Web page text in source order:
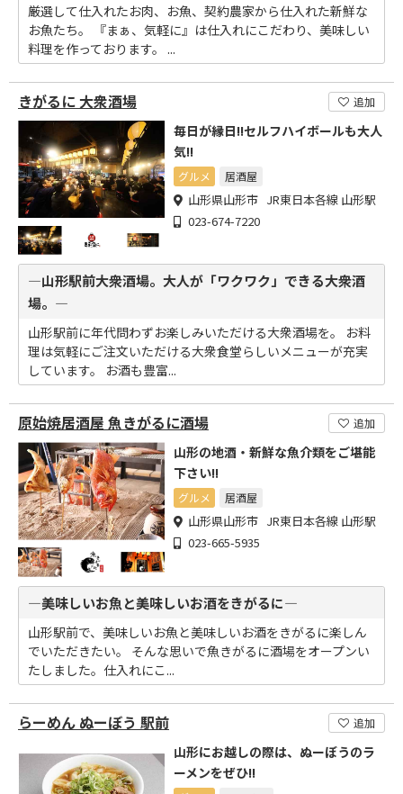
厳選して仕入れたお肉、お魚、契約農家から仕入れた新鮮な
お魚たち。 『まぁ、気軽に』は仕入れにこだわり、美味しい
料理を作っております。 ...
きがるに 大衆酒場 追加
毎日が縁日!!セルフハイボールも大人
気!!
グルメ 居酒屋
山形県山形市 JR東日本各線 山形駅
023-674-7220
―山形駅前大衆酒場。大人が「ワクワク」できる大衆酒
場。―
山形駅前に年代問わずお楽しみいただける大衆酒場を。 お料
理は気軽にご注文いただける大衆食堂らしいメニューが充実
しています。 お酒も豊富...
原始焼居酒屋 魚きがるに酒場 追加
山形の地酒・新鮮な魚介類をご堪能
下さい!!
グルメ 居酒屋
山形県山形市 JR東日本各線 山形駅
023-665-5935
―美味しいお魚と美味しいお酒をきがるに―
山形駅前で、美味しいお魚と美味しいお酒をきがるに楽しん
でいただきたい。 そんな思いで魚きがるに酒場をオープンい
たしました。仕入れにこ...
らーめん ぬーぼう 駅前 追加
山形にお越しの際は、ぬーぼうのラ
ーメンをぜひ!!